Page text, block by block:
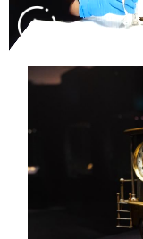
城市
一